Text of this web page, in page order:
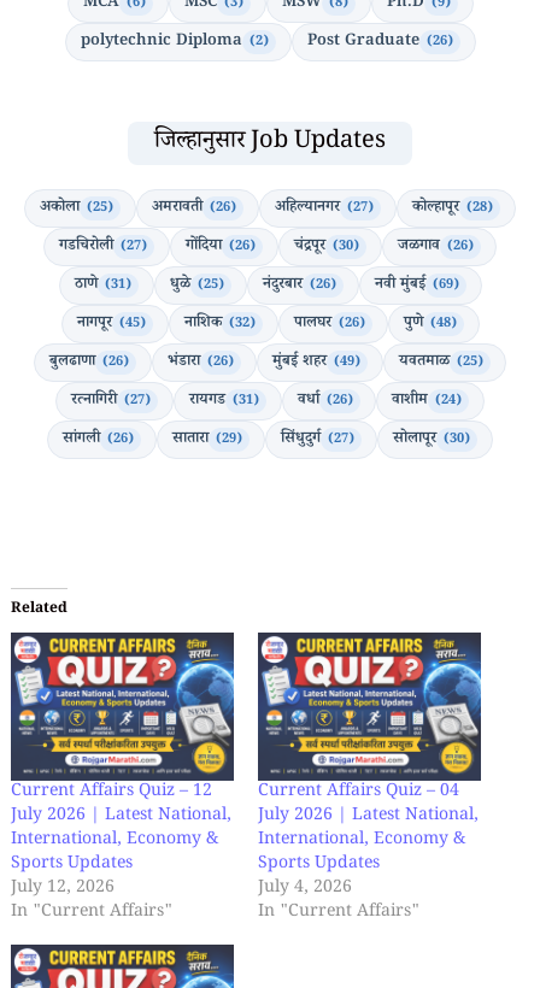
polytechnic Diploma (2) Post Graduate (26)
जिल्हानुसार Job Updates
अकोला (25) अमरावती (26) अहिल्यानगर (27) कोल्हापूर (28)
गडचिरोली (27) गोंदिया (26) चंद्रपूर (30) जळगाव (26)
ठाणे (31) धुळे (25) नंदुरबार (26) नवी मुंबई (69)
नागपूर (45) नाशिक (32) पालघर (26) पुणे (48)
बुलढाणा (26) भंडारा (26) मुंबई शहर (49) यवतमाळ (25)
रत्नागिरी (27) रायगड (31) वर्धा (26) वाशीम (24)
सांगली (26) सातारा (29) सिंधुदुर्ग (27) सोलापूर (30)
Related
Current Affairs Quiz – 12
July 2026 | Latest National,
International, Economy &
Sports Updates
July 12, 2026
In "Current Affairs"
Current Affairs Quiz – 04
July 2026 | Latest National,
International, Economy &
Sports Updates
July 4, 2026
In "Current Affairs"